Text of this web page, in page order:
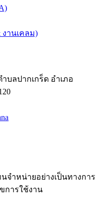
งานเคลม)
บลปากเกร็ด อำเภอ
นจำหน่ายอย่างเป็นทางการ
การใช้งาน